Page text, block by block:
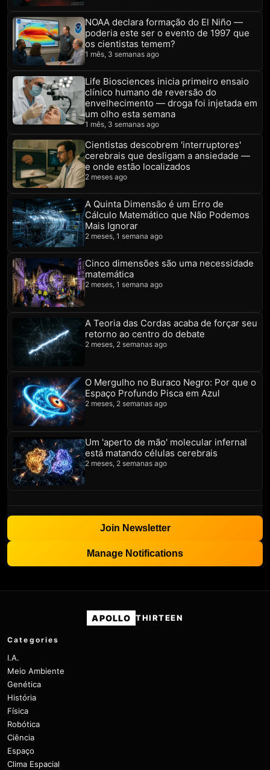
NOAA declara formação do El Niño —
poderia este ser o evento de 1997 que
os cientistas temem?
1 mês, 3 semanas ago
Life Biosciences inicia primeiro ensaio
clínico humano de reversão do
envelhecimento — droga foi injetada em
um olho esta semana
1 mês, 3 semanas ago
Cientistas descobrem 'interruptores'
cerebrais que desligam a ansiedade —
e onde estão localizados
2 meses ago
A Quinta Dimensão é um Erro de
Cálculo Matemático que Não Podemos
Mais Ignorar
2 meses, 1 semana ago
Cinco dimensões são uma necessidade
matemática
2 meses, 1 semana ago
A Teoria das Cordas acaba de forçar seu
retorno ao centro do debate
2 meses, 2 semanas ago
O Mergulho no Buraco Negro: Por que o
Espaço Profundo Pisca em Azul
2 meses, 2 semanas ago
Um 'aperto de mão' molecular infernal
está matando células cerebrais
2 meses, 2 semanas ago
Join Newsletter
Manage Notifications
APOLLO THIRTEEN
Categories
I.A.
Meio Ambiente
Genética
História
Física
Robótica
Ciência
Espaço
Clima Espacial